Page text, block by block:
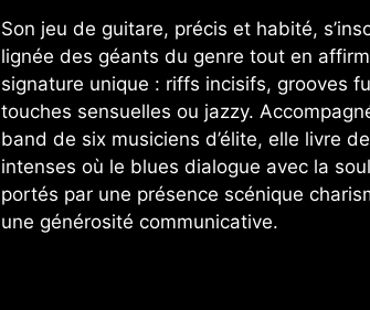
Son jeu de guitare, précis et habité,
lignée des géants du genre tout en
signature unique : riffs incisifs, grooves
touches sensuelles ou jazzy.
band de six musiciens d’élite, elle livre
intenses où le blues dialogue avec la
portés par une présence scénique
une générosité communicative.